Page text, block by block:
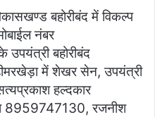
बहोरीबंद में विकल्प
नंबर
बहोरीबंद
में शेखर सेन, उपयंत्री
हल्दकार
8959747130, रजनीश